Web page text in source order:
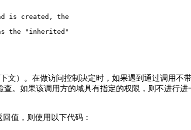
is created, the
the "inherited"
文）。在做访问控制决定时，如果遇到通过调用不
查。如果该调用方的域具有指定的权限，则不进行进
值，则使用以下代码：